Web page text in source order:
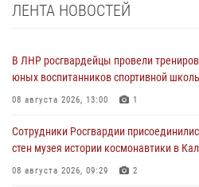
ЛЕНТА НОВОСТЕЙ
В ЛНР росгвардейцы провели
юных воспитанников спортивной
08 августа 2026, 13:00 1
Сотрудники Росгвардии
стен музея истории космонавтики в
08 августа 2026, 09:29 2